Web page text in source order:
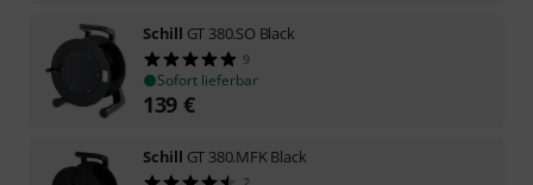
Schill GT 380.SO Black
9
Sofort lieferbar
139 €
Schill GT 380.MFK Black